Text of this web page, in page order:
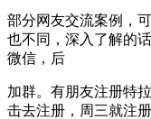
部分网友交流案例，
也不同，深入了解的
微信，后
加群。有朋友注册特
击去注册，周三就注